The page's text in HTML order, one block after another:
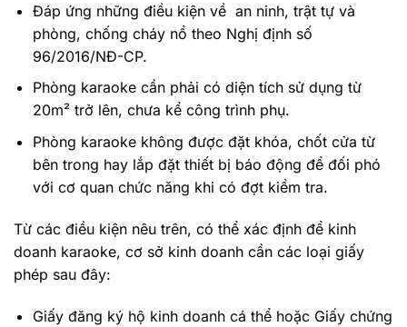
Đáp ứng những điều kiện về an ninh, trật tự và
phòng, chống cháy nổ theo Nghị định số
96/2016/NĐ-CP.
Phòng karaoke cần phải có diện tích sử dụng từ
20m² trở lên, chưa kể công trình phụ.
Phòng karaoke không được đặt khóa, chốt cửa từ
bên trong hay lắp đặt thiết bị báo động để đối phó
với cơ quan chức năng khi có đợt kiểm tra.
Từ các điều kiện nêu trên, có thể xác định để kinh
doanh karaoke, cơ sở kinh doanh cần các loại giấy
phép sau đây:
Giấy đăng ký hộ kinh doanh cá thể hoặc Giấy chứng